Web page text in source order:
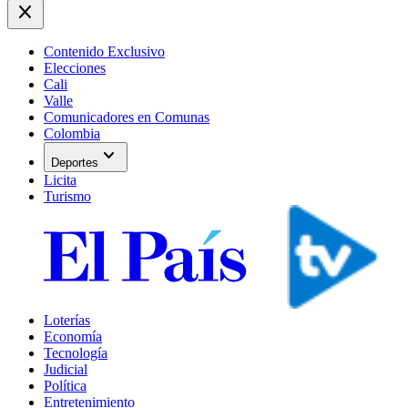
close
Contenido Exclusivo
Elecciones
Cali
Valle
Comunicadores en Comunas
Colombia
Deportes expand_more
Licita
Turismo
Loterías
Economía
Tecnología
Judicial
Política
Entretenimiento